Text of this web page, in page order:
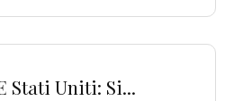
Stati Uniti: Si...